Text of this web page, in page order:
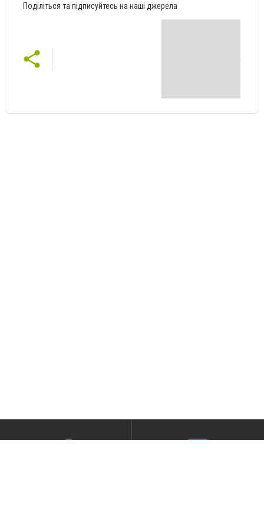
Поділіться та підписуйтесь на наші джерела